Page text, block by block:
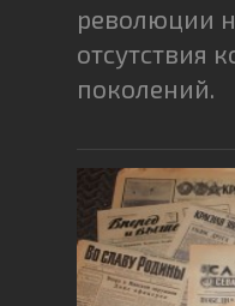
революции
отсутствия
поколений.